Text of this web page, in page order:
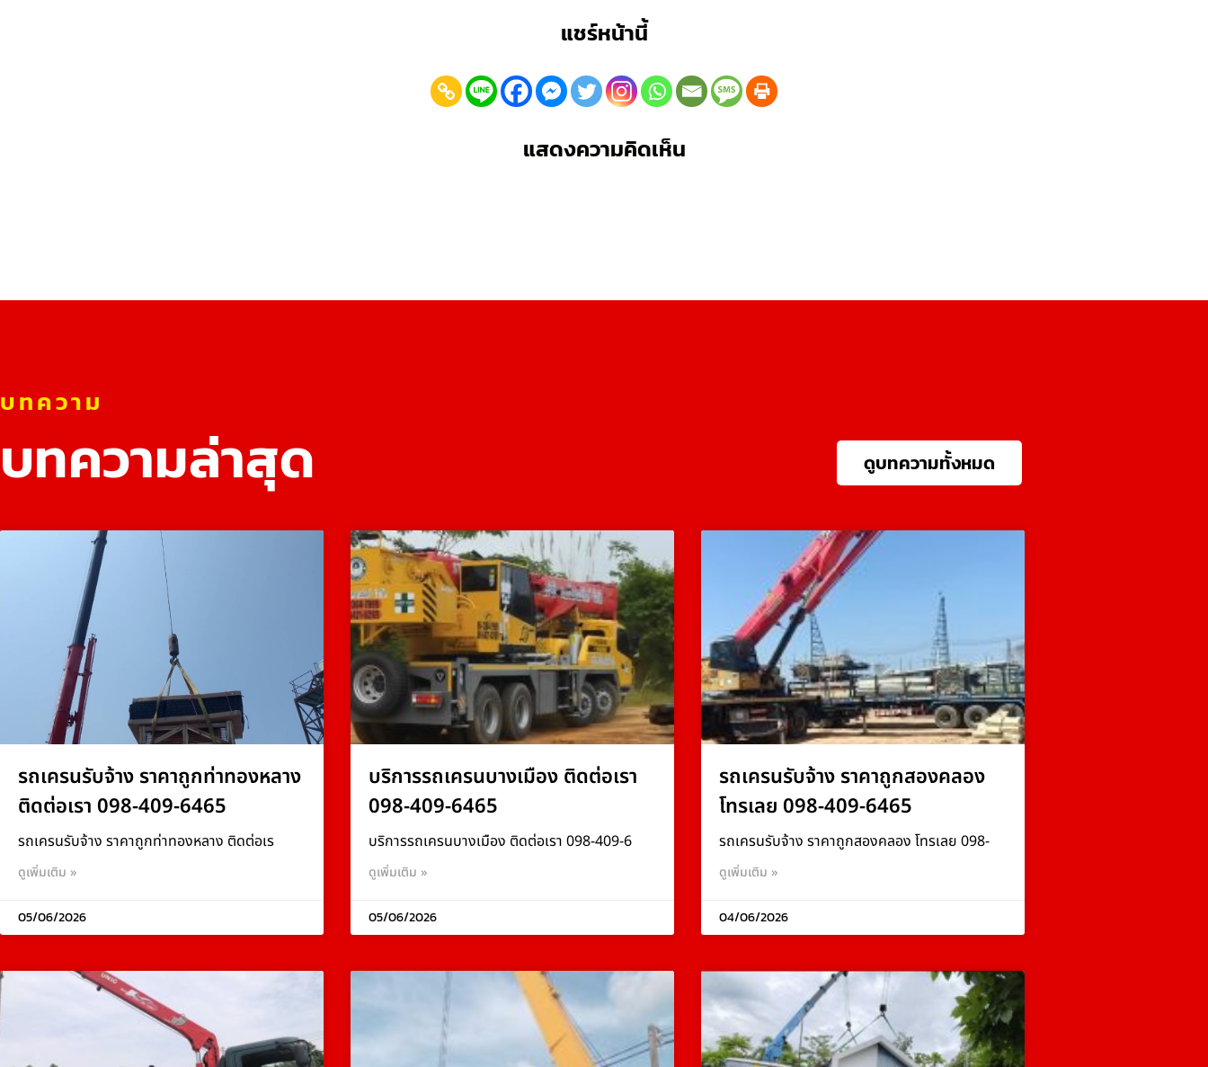
แชร์หน้านี้
แสดงความคิดเห็น
บทความ
บทความล่าสุด ดูบทความทั้งหมด
รถเครนรับจ้าง ราคาถูกท่าทองหลาง
ติดต่อเรา 098-409-6465
รถเครนรับจ้าง ราคาถูกท่าทองหลาง ติดต่อเร
ดูเพิ่มเติม »
05/06/2026
บริการรถเครนบางเมือง ติดต่อเรา
098-409-6465
บริการรถเครนบางเมือง ติดต่อเรา 098-409-6
ดูเพิ่มเติม »
05/06/2026
รถเครนรับจ้าง ราคาถูกสองคลอง
โทรเลย 098-409-6465
รถเครนรับจ้าง ราคาถูกสองคลอง โทรเลย 098-
ดูเพิ่มเติม »
04/06/2026